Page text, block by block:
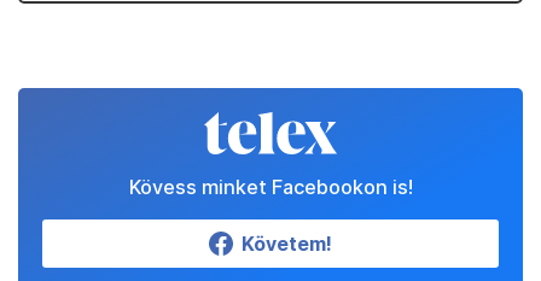
Kövess minket Facebookon is!
Követem!